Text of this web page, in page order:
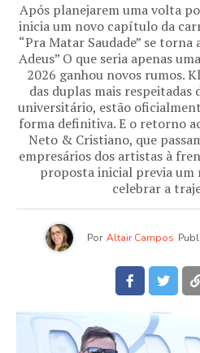
Após planejarem uma volta
inicia um novo capítulo da
“Pra Matar Saudade” se torna
Adeus” O que seria apenas
2026 ganhou novos rumos.
das duplas mais respeitadas
universitário, estão
forma definitiva. E o retorno
Neto & Cristiano, que
empresários dos artistas à
proposta inicial previa
celebrar a
Por Altair Campos